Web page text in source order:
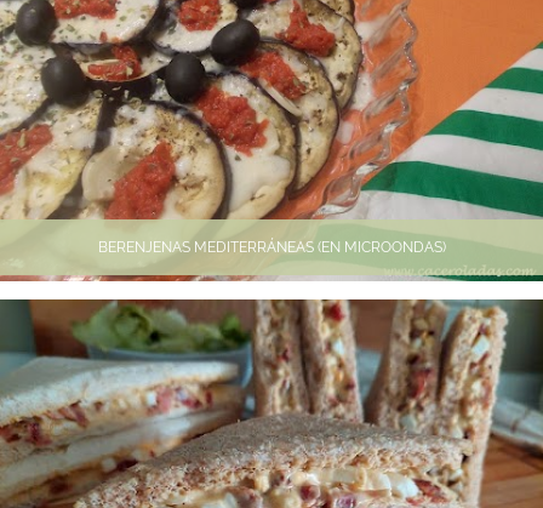
BERENJENAS MEDITERRÁNEAS (EN MICROONDAS)